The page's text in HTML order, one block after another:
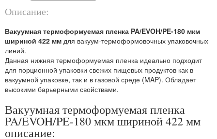
Описание:
Вакуумная термоформуемая пленка PA/EVOH/PE-180 мкм
шириной 422 мм для вакуум-термоформовочных упаковочных
линий.
Данная нижняя термоформуемая пленка идеально подходит
для порционной упаковки свежих пищевых продуктов как в
вакуумной упаковке, так и в газовой среде (MAP). Обладает
высокими барьерными свойствами.
Вакуумная термоформуемая пленка
PA/EVOH/PE-180 мкм шириной 422 мм
описание: